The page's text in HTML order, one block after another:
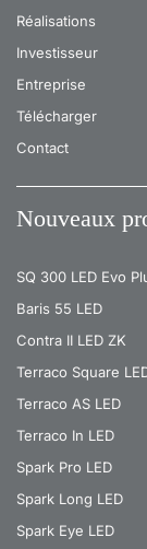
Réalisations
Investisseur
Entreprise
Télécharger
Contact
Nouveaux
SQ 300 LED Evo
Baris 55 LED
Contra II LED ZK
Terraco Square
Terraco AS LED
Terraco In LED
Spark Pro LED
Spark Long LED
Spark Eye LED